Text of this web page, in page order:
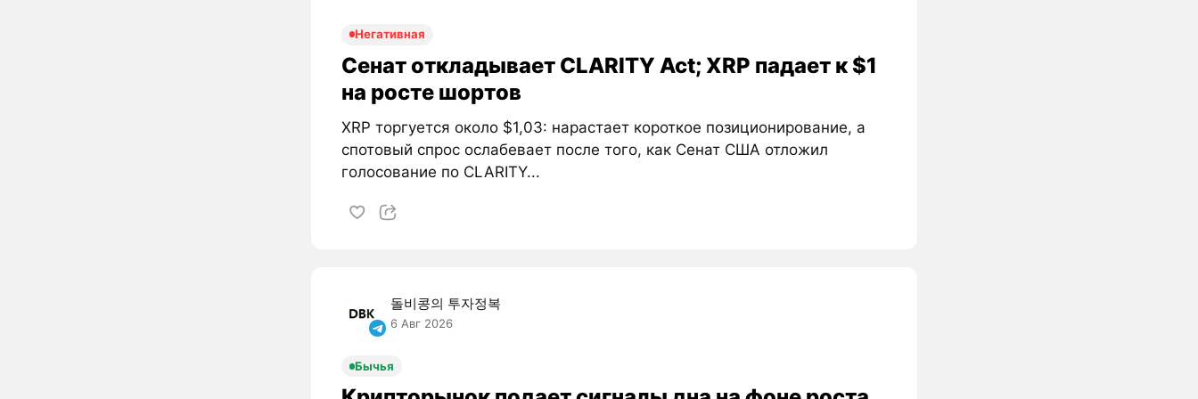
Негативная
Сенат откладывает CLARITY Act; XRP падает к $1
на росте шортов
XRP торгуется около $1,03: нарастает короткое позиционирование, а
спотовый спрос ослабевает после того, как Сенат США отложил
голосование по CLARITY...
돌비콩의 투자정복
6 Авг 2026
Бычья